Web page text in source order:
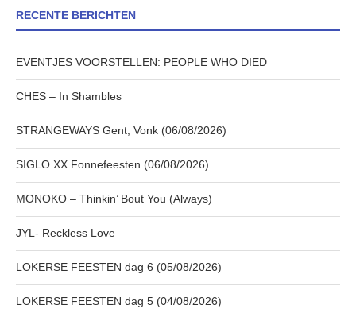
RECENTE BERICHTEN
EVENTJES VOORSTELLEN: PEOPLE WHO DIED
CHES – In Shambles
STRANGEWAYS Gent, Vonk (06/08/2026)
SIGLO XX Fonnefeesten (06/08/2026)
MONOKO – Thinkin’ Bout You (Always)
JYL- Reckless Love
LOKERSE FEESTEN dag 6 (05/08/2026)
LOKERSE FEESTEN dag 5 (04/08/2026)